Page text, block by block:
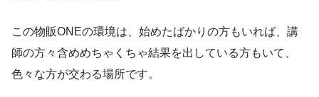
この物販ONEの環境は、始めたばかりの方もいれば、講
師の方々含めめちゃくちゃ結果を出している方もいて、
色々な方が交わる場所です。